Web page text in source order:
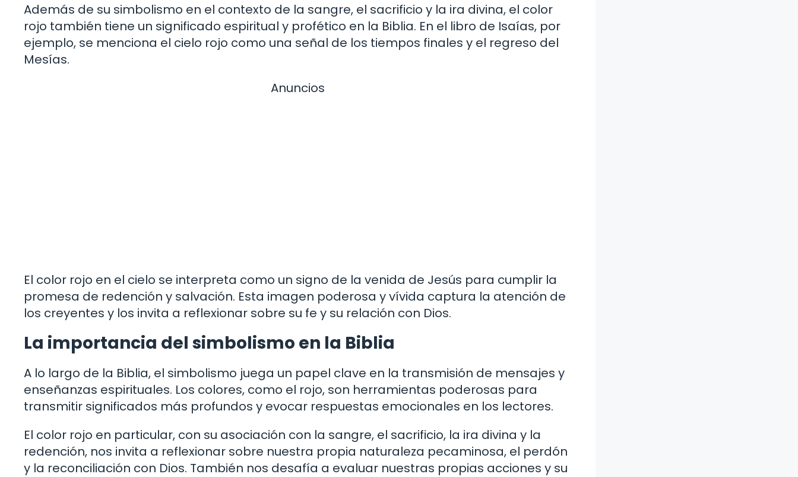
Además de su simbolismo en el contexto de la sangre, el sacrificio y la ira divina, el color
rojo también tiene un significado espiritual y profético en la Biblia. En el libro de Isaías, por
ejemplo, se menciona el cielo rojo como una señal de los tiempos finales y el regreso del
Mesías.
Anuncios
El color rojo en el cielo se interpreta como un signo de la venida de Jesús para cumplir la
promesa de redención y salvación. Esta imagen poderosa y vívida captura la atención de
los creyentes y los invita a reflexionar sobre su fe y su relación con Dios.
La importancia del simbolismo en la Biblia
A lo largo de la Biblia, el simbolismo juega un papel clave en la transmisión de mensajes y
enseñanzas espirituales. Los colores, como el rojo, son herramientas poderosas para
transmitir significados más profundos y evocar respuestas emocionales en los lectores.
El color rojo en particular, con su asociación con la sangre, el sacrificio, la ira divina y la
redención, nos invita a reflexionar sobre nuestra propia naturaleza pecaminosa, el perdón
y la reconciliación con Dios. También nos desafía a evaluar nuestras propias acciones y su